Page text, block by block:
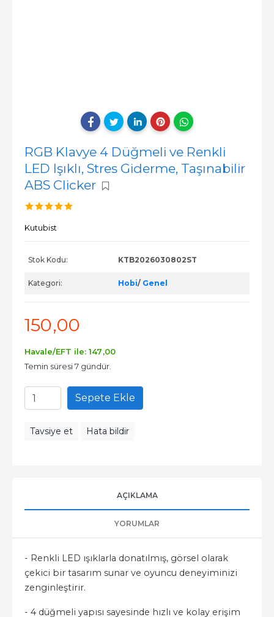
RGB Klavye 4 Düğmeli ve Renkli
LED Işıklı, Stres Giderme, Taşınabilir
ABS Clicker
Kutubist
Stok Kodu: KTB2026030802ST
Kategori: Hobi/ Genel
150,00
Havale/EFT ile: 147 ,00
Temin süresi 7 gündür.
Sepete Ekle
Tavsiye et Hata bildir
AÇIKLAMA
YORUMLAR
- Renkli LED ışıklarla donatılmış, görsel olarak
çekici bir tasarım sunar ve oyuncu deneyiminizi
zenginleştirir.
- 4 düğmeli yapısı sayesinde hızlı ve kolay erişim